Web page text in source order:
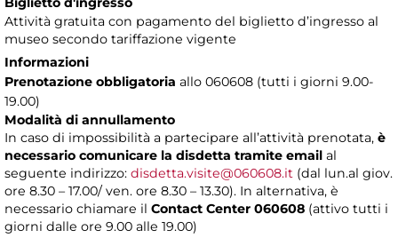
Attività gratuita con pagamento del biglietto d’ingresso al
museo secondo tariffazione vigente
Informazioni
Prenotazione obbligatoria allo 060608 (tutti i giorni 9.00-
19.00)
Modalità di annullamento
In caso di impossibilità a partecipare all’attività prenotata, è
necessario comunicare la disdetta tramite email al
seguente indirizzo: disdetta.visite@060608.it (dal lun.al giov.
ore 8.30 – 17.00/ ven. ore 8.30 – 13.30). In alternativa, è
necessario chiamare il Contact Center 060608 (attivo tutti i
giorni dalle ore 9.00 alle 19.00)